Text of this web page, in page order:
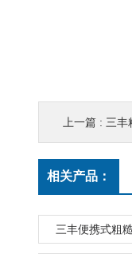
上一篇 : 三丰
相关产品：
三丰便携式粗